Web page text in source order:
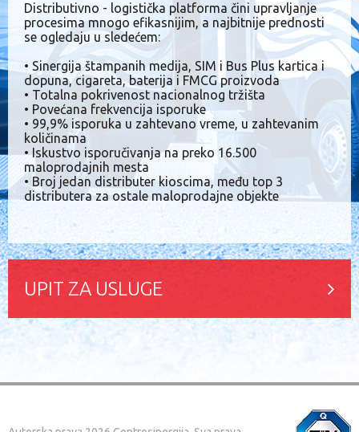
Distributivno - logistička platforma čini upravljanje
procesima mnogo efikasnijim, a najbitnije prednosti
se ogledaju u sledećem:
• Sinergija štampanih medija, SIM i Bus Plus kartica i
dopuna, cigareta, baterija i FMCG proizvoda
• Totalna pokrivenost nacionalnog tržišta
• Povećana frekvencija isporuke
• 99,9% isporuka u zahtevano vreme, u zahtevanim
količinama
• Iskustvo isporučivanja na preko 16.500
maloprodajnih mesta
• Broj jedan distributer kioscima, među top 3
distributera za ostale maloprodajne objekte
UPIT ZA USLUGE